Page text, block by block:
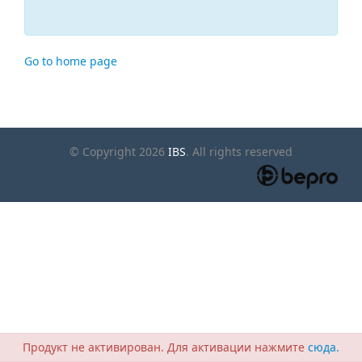
Go to home page
© Copyright 2026 IBS. All rights reserved
Продукт не активирован. Для активации нажмите сюда.